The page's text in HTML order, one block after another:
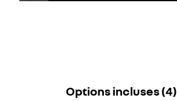
Options incluses (4)